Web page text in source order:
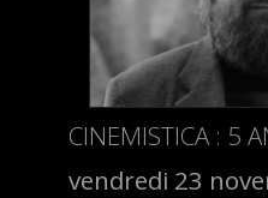
CINEMISTICA : 5
vendredi 23